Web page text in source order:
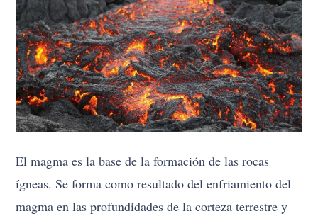
El magma es la base de la formación de las rocas
ígneas. Se forma como resultado del enfriamiento del
magma en las profundidades de la corteza terrestre y